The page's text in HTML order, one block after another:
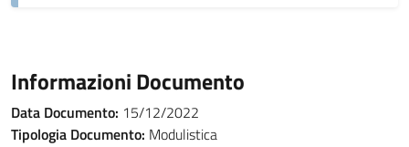
Informazioni Documento
Data Documento: 15/12/2022
Tipologia Documento: Modulistica